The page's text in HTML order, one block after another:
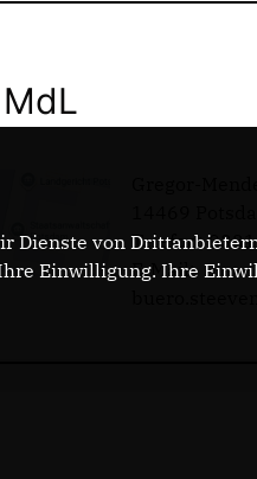
Telefon:
E-Mail:
Dienste von
Einwilligung. Ihre